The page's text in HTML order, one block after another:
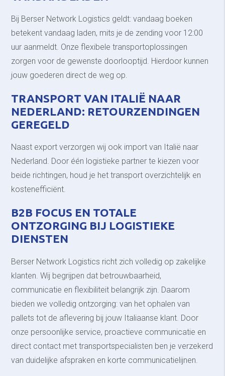
Bij Berser Network Logistics geldt: vandaag boeken
betekent vandaag laden, mits je de zending voor 12:00
uur aanmeldt. Onze flexibele transportoplossingen
zorgen voor de gewenste doorlooptijd. Hierdoor kunnen
jouw goederen direct de weg op.
TRANSPORT VAN ITALIË NAAR
NEDERLAND: RETOURZENDINGEN
GEREGELD
Naast export verzorgen wij ook import van Italië naar
Nederland. Door één logistieke partner te kiezen voor
beide richtingen, houd je het transport overzichtelijk en
kostenefficiënt.
B2B FOCUS EN TOTALE
ONTZORGING BIJ LOGISTIEKE
DIENSTEN
Berser Network Logistics richt zich volledig op zakelijke
klanten. Wij begrijpen dat betrouwbaarheid,
communicatie en flexibiliteit belangrijk zijn. Daarom
bieden we volledig ontzorging: van het ophalen van
pallets tot de aflevering bij jouw Italiaanse klant. Door
onze persoonlijke service, proactieve communicatie en
direct contact met transportspecialisten ben je verzekerd
van duidelijke afspraken en korte communicatielijnen.